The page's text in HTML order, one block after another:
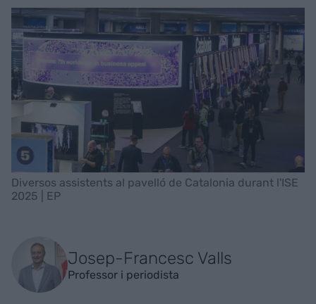
Diversos assistents al pavelló de Catalonia durant l'ISE
2025 | EP
Josep-Francesc Valls
Professor i periodista